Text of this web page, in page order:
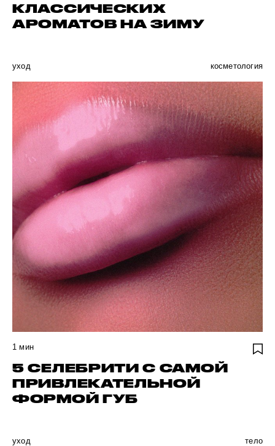
КЛАССИЧЕСКИХ
АРОМАТОВ НА ЗИМУ
уход косметология
1 мин
5 СЕЛЕБРИТИ С САМОЙ
ПРИВЛЕКАТЕЛЬНОЙ
ФОРМОЙ ГУБ
уход тело